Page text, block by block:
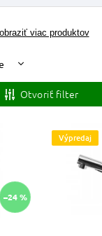
viac produktov
Otvoriť filter
–24 %
Výpredaj